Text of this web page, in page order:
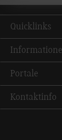
Quicklinks
Portale
Kontaktinfo